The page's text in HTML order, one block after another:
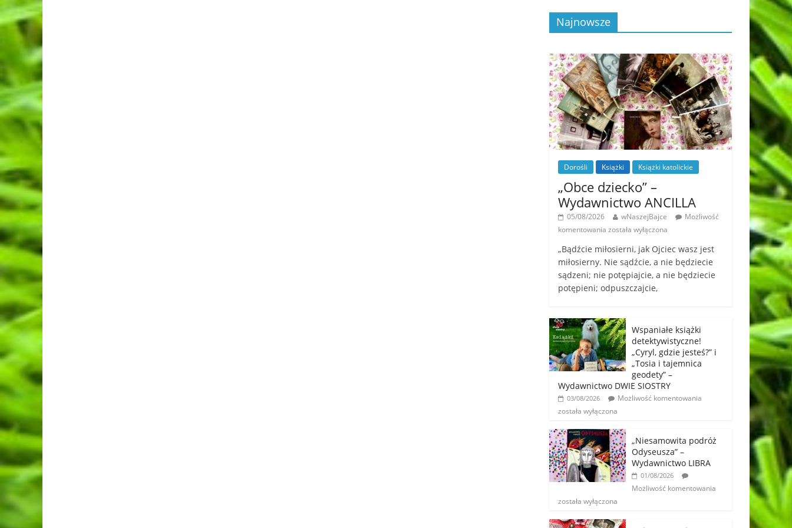
Najnowsze
Dorośli Książki Książki katolickie
„Obce dziecko” –
Wydawnictwo ANCILLA
05/08/2026 wNaszejBajce
Możliwość
komentowania została wyłączona
„Bądźcie miłosierni, jak Ojciec wasz jest
miłosierny. Nie sądźcie, a nie będziecie
sądzeni; nie potępiajcie, a nie będziecie
potępieni; odpuszczajcie,
Wspaniałe książki
detektywistyczne!
„Cyryl, gdzie jesteś?” i
„Tosia i tajemnica
geodety” –
Wydawnictwo DWIE SIOSTRY
03/08/2026
Możliwość komentowania
została wyłączona
„Niesamowita podróż
Odyseusza” –
Wydawnictwo LIBRA
01/08/2026
Możliwość komentowania
została wyłączona